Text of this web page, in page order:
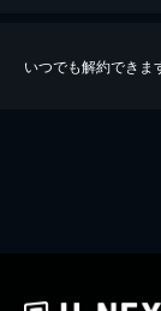
いつでも解約できま